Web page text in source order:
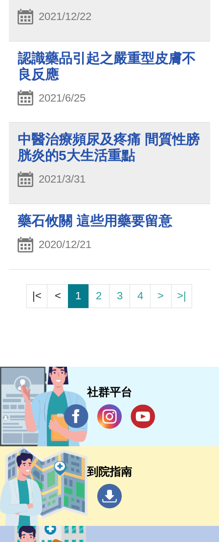
2021/12/22
認識藥品引起之嚴重型皮膚不
良反應
2021/6/25
中醫治療頻尿及疼痛 間質性膀
胱炎的5大生活重點
2021/3/31
藥石攸關 這些用藥要留意
2020/12/21
|< < 1 2 3 4 > >|
社群平台
到院指南